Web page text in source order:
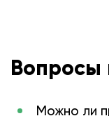
Вопросы
Можно ли